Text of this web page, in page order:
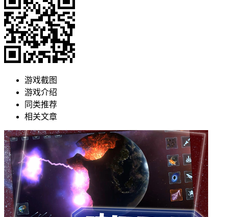
游戏截图
游戏介绍
同类推荐
相关文章